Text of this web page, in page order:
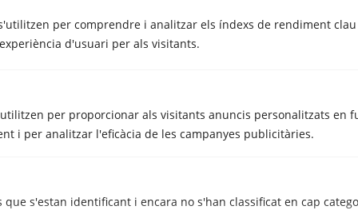
per comprendre i analitzar els índexs de rendiment
d'usuari per als visitants.
per proporcionar als visitants anuncis personalitzats en
i per analitzar l'eficàcia de les campanyes publicitàries.
que s'estan identificant i encara no s'han classificat en cap
Barcelona937 269 264Girona
Consells
Contacte
Serveis
Mudances Girona